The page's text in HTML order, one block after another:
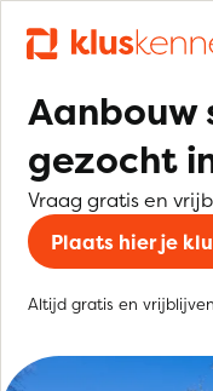
Aanbouw
gezocht
Vraag gratis en
Plaats hier je
Altijd gratis en